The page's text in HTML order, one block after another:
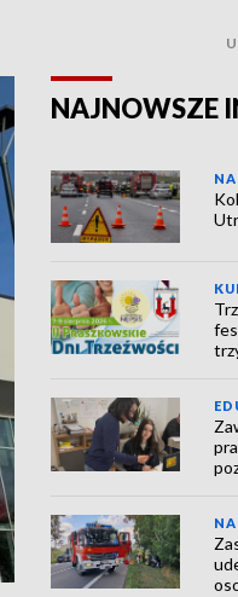
NAJNOWSZE
NA
NA